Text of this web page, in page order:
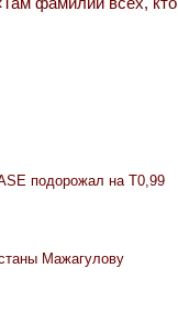
подорожал на Т0,99
Мажагулову